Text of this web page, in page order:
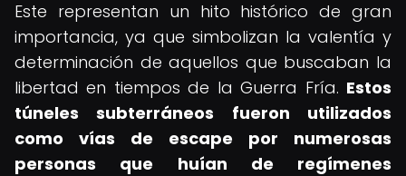
Este representan un hito histórico de gran
importancia, ya que simbolizan la valentía y
determinación de aquellos que buscaban la
libertad en tiempos de la Guerra Fría. Estos
túneles subterráneos fueron utilizados
como vías de escape por numerosas
personas que huían de regímenes